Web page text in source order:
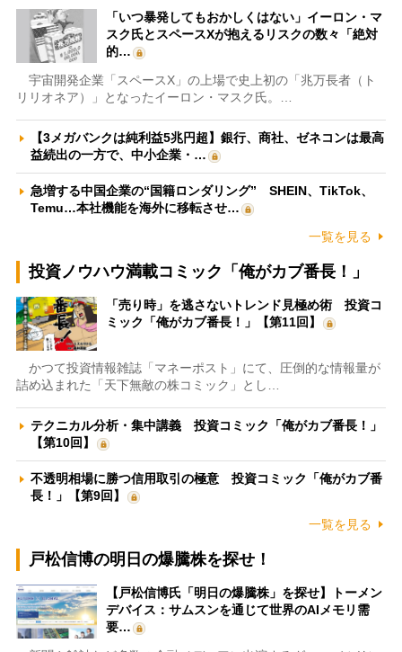
「いつ暴発してもおかしくはない」イーロン・マ
スク氏とスペースXが抱えるリスクの数々「絶対
的…
宇宙開発企業「スペースX」の上場で史上初の「兆万長者（ト
リリオネア）」となったイーロン・マスク氏。…
【3メガバンクは純利益5兆円超】銀行、商社、ゼネコンは最高
益続出の一方で、中小企業・…
急増する中国企業の“国籍ロンダリング” SHEIN、TikTok、
Temu…本社機能を海外に移転させ…
一覧を見る
投資ノウハウ満載コミック「俺がカブ番長！」
「売り時」を逃さないトレンド見極め術 投資コ
ミック「俺がカブ番長！」【第11回】
かつて投資情報雑誌「マネーポスト」にて、圧倒的な情報量が
詰め込まれた「天下無敵の株コミック」とし…
テクニカル分析・集中講義 投資コミック「俺がカブ番長！」
【第10回】
不透明相場に勝つ信用取引の極意 投資コミック「俺がカブ番
長！」【第9回】
一覧を見る
戸松信博の明日の爆騰株を探せ！
【戸松信博氏「明日の爆騰株」を探せ】トーメン
デバイス：サムスンを通じて世界のAIメモリ需
要…